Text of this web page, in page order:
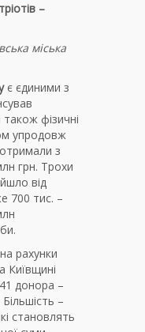
–
міська
є єдиними з
фізичні
упродовж
з
грн. Трохи
від
700 тис. –
рахунки
Київщині
донора –
–
становлять